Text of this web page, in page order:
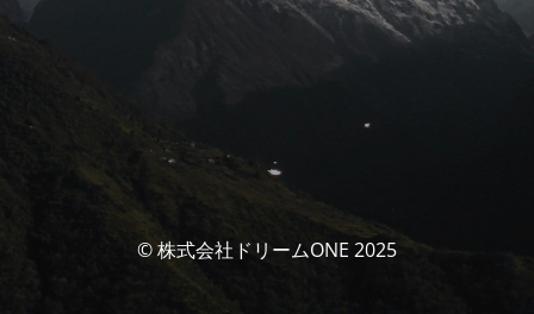
© 株式会社ドリームONE 2025